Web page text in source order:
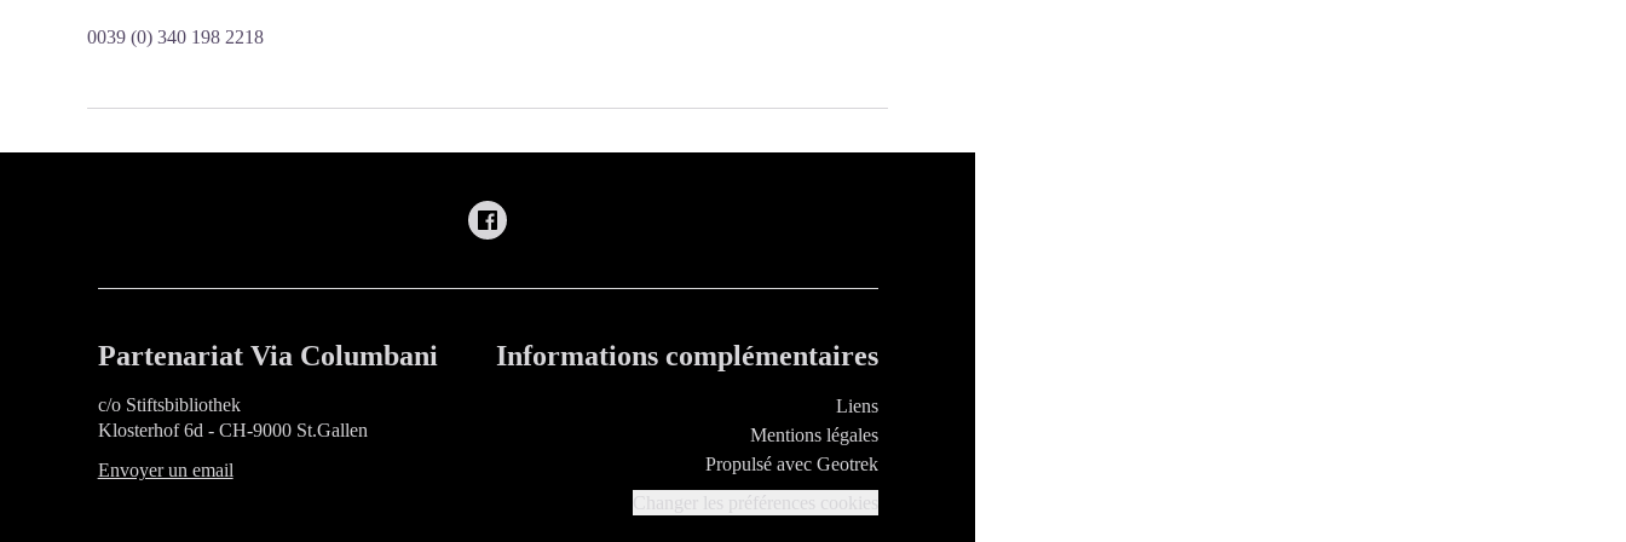
0039 (0) 340 198 2218
Partenariat Via Columbani
c/o Stiftsbibliothek
Klosterhof 6d - CH-9000 St.Gallen
Envoyer un email
Informations complémentaires
Liens
Mentions légales
Propulsé avec Geotrek
Changer les préférences cookies